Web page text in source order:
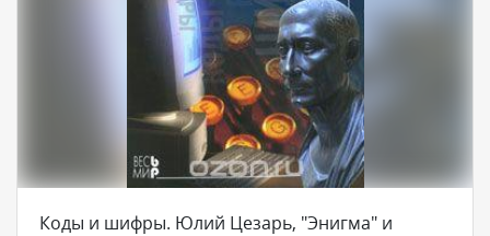
Коды и шифры. Юлий Цезарь, "Энигма" и